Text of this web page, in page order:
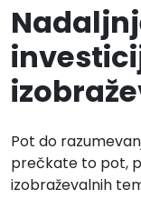
Pot do
prečkate to pot,
izobraževalnih